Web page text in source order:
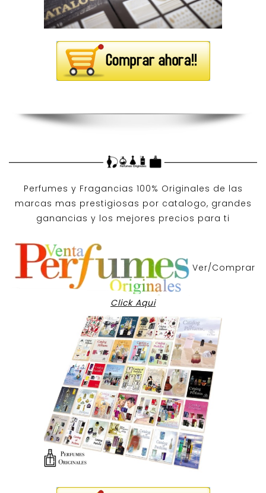
Perfumes y Fragancias 100% Originales de las
marcas mas prestigiosas por catalogo, grandes
ganancias y los mejores precios para ti
Ver/Comprar
Click Aqui